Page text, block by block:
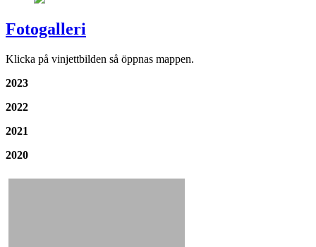
Fotogalleri
Klicka på vinjettbilden så öppnas mappen.
2023
2022
2021
2020